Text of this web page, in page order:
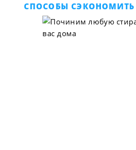
СПОСОБЫ СЭКОНОМИТЬ